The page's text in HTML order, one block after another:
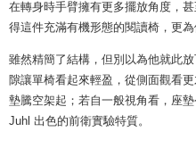
在轉身時手臂擁有更多擺放角度，
得這件充滿有機形態的閱讀椅，更為
雖然精簡了結構，但別以為他就此
隙讓單椅看起來輕盈，從側面觀看
墊騰空架起；若自一般視角看，座
Juhl 出色的前衛實驗特質。